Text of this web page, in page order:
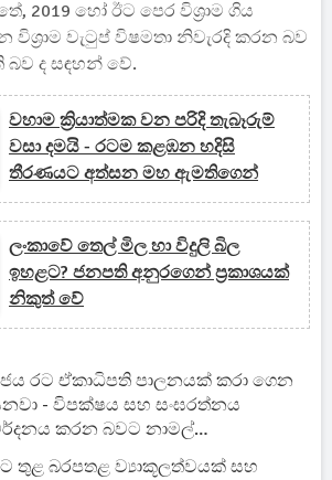
2019 හෝ ඊට පෙර විශ්‍රාම ගිය
වැටුප් විෂමතා නිවැරදි කරන බව
ද සඳහන් වේ.
වහාම ක්‍රියාත්මක වන පරිදි තැබෑරුම්
වසා දමයි - රටම කළඹන හදිසි
තීරණයට අත්සන මහ ඇමතිගෙන්
ලංකාවේ තෙල් මිල හා විදුලි බිල
ඉහළට? ජනපති අනුරගෙන් ප්‍රකාශයක්
නිකුත් වේ
රට ඒකාධිපති පාලනයක් කරා ගෙන
- විපක්ෂය සහ සංඝරත්නය
කරන බවට නාමල්
තද බල චෝදනාවක්
තුළ බරපතළ ව්‍යාකූලත්වයක් සහ